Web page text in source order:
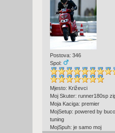
Postova: 346
Spol:
Mjesto: Križevci
Moj Skuter: runner180sp
Moja Kaciga: premier
MojSetup: powered by buco
tuning
MojSpuh: je samo moj